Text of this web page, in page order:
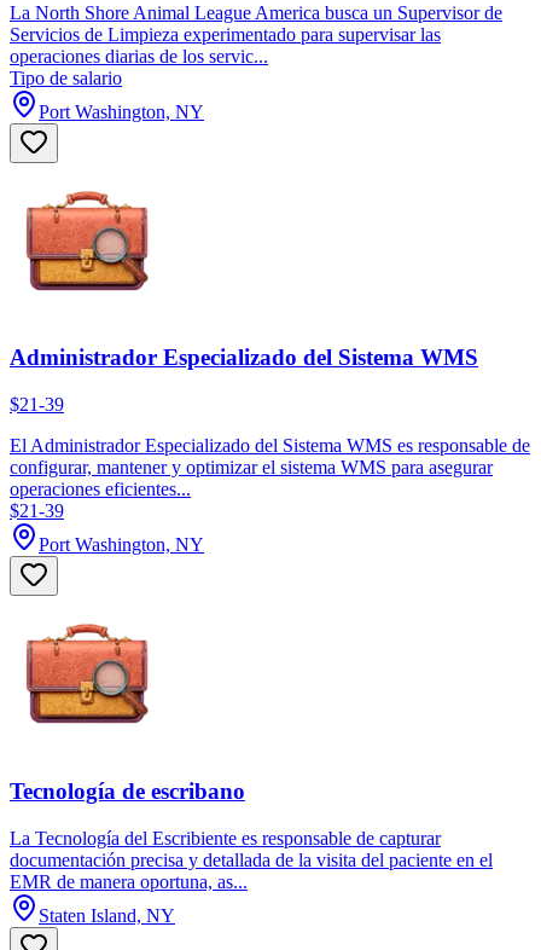
La North Shore Animal League America busca un Supervisor de
Servicios de Limpieza experimentado para supervisar las
operaciones diarias de los servic...
Tipo de salario
Port Washington, NY
Administrador Especializado del Sistema WMS
$21-39
El Administrador Especializado del Sistema WMS es responsable de
configurar, mantener y optimizar el sistema WMS para asegurar
operaciones eficientes...
$21-39
Port Washington, NY
Tecnología de escribano
La Tecnología del Escribiente es responsable de capturar
documentación precisa y detallada de la visita del paciente en el
EMR de manera oportuna, as...
Staten Island, NY